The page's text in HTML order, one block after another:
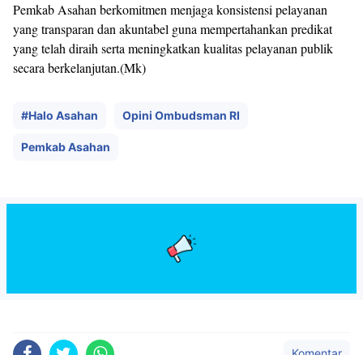
Pemkab Asahan berkomitmen menjaga konsistensi pelayanan
yang transparan dan akuntabel guna mempertahankan predikat
yang telah diraih serta meningkatkan kualitas pelayanan publik
secara berkelanjutan.(Mk)
#Halo Asahan Opini Ombudsman RI
Pemkab Asahan